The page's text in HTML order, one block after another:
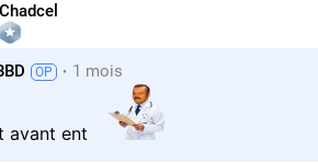
Chadcel
1 mois
avant ent